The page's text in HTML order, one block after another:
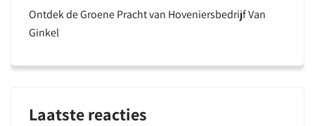
Ontdek de Groene Pracht van Hoveniersbedrijf Van
Ginkel
Laatste reacties